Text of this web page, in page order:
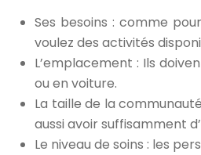
Ses besoins : comme
voulez des activités
L’emplacement : Ils
ou en voiture.
La taille de la
aussi avoir suffisamment
Le niveau de soins : les